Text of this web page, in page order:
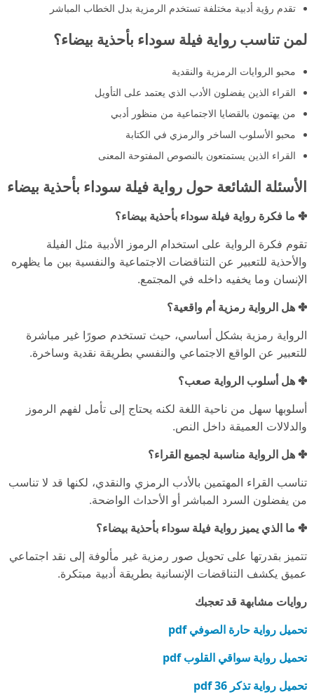
تقدم رؤية أدبية مختلفة تستخدم الرمزية بدل الخطاب المباشر
لمن تناسب رواية فيلة سوداء بأحذية بيضاء؟
محبو الروايات الرمزية والنقدية
القراء الذين يفضلون الأدب الذي يعتمد على التأويل
من يهتمون بالقضايا الاجتماعية من منظور أدبي
محبو الأسلوب الساخر والرمزي في الكتابة
القراء الذين يستمتعون بالنصوص المفتوحة المعنى
الأسئلة الشائعة حول رواية فيلة سوداء بأحذية بيضاء
✤ ما فكرة رواية فيلة سوداء بأحذية بيضاء؟
تقوم فكرة الرواية على استخدام الرموز الأدبية مثل الفيلة
والأحذية للتعبير عن التناقضات الاجتماعية والنفسية بين ما يظهره
الإنسان وما يخفيه داخله في المجتمع.
✤ هل الرواية رمزية أم واقعية؟
الرواية رمزية بشكل أساسي، حيث تستخدم صورًا غير مباشرة
للتعبير عن الواقع الاجتماعي والنفسي بطريقة نقدية وساخرة.
✤ هل أسلوب الرواية صعب؟
أسلوبها سهل من ناحية اللغة لكنه يحتاج إلى تأمل لفهم الرموز
والدلالات العميقة داخل النص.
✤ هل الرواية مناسبة لجميع القراء؟
تناسب القراء المهتمين بالأدب الرمزي والنقدي، لكنها قد لا تناسب
من يفضلون السرد المباشر أو الأحداث الواضحة.
✤ ما الذي يميز رواية فيلة سوداء بأحذية بيضاء؟
تتميز بقدرتها على تحويل صور رمزية غير مألوفة إلى نقد اجتماعي
عميق يكشف التناقضات الإنسانية بطريقة أدبية مبتكرة.
روايات مشابهة قد تعجبك
تحميل رواية حارة الصوفي pdf
تحميل رواية سواقي القلوب pdf
تحميل رواية تذكر 36 pdf